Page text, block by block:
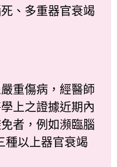
、多重器官衰竭
重傷病，經醫師
上之證據近期內
者，例如瀕臨腦
種以上器官衰竭